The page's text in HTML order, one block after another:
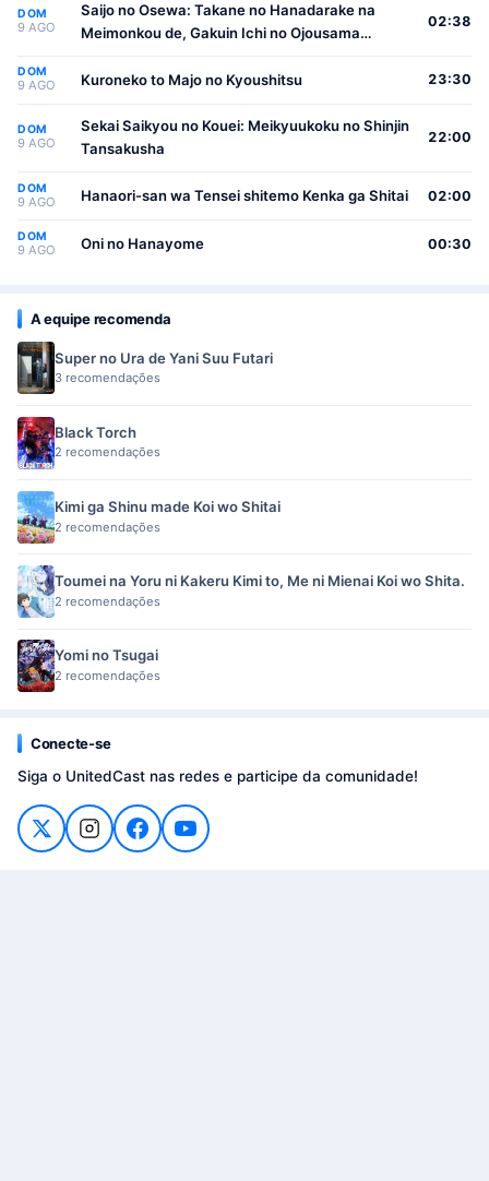
DOM
9 AGO
Saijo no Osewa: Takane no Hanadarake na
Meimonkou de, Gakuin Ichi no Ojousama
Osewa suru Koto ni Narimashita
02:38
DOM
9 AGO Kuroneko to Majo no Kyoushitsu 23:30
DOM
9 AGO
Sekai Saikyou no Kouei: Meikyuukoku no Shinjin
Tansakusha
22:00
DOM
9 AGO Hanaori-san wa Tensei shitemo Kenka ga Shitai 02:00
DOM
9 AGO Oni no Hanayome 00:30
A equipe recomenda
Super no Ura de Yani Suu Futari
3 recomendações
Black Torch
2 recomendações
Kimi ga Shinu made Koi wo Shitai
2 recomendações
Toumei na Yoru ni Kakeru Kimi to, Me ni Mienai Koi wo Shita.
2 recomendações
Yomi no Tsugai
2 recomendações
Conecte-se
Siga o UnitedCast nas redes e participe da comunidade!